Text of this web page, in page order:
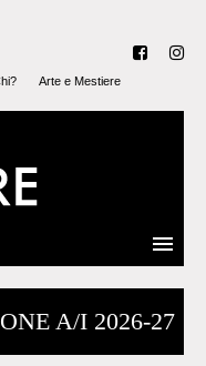
Arte e Mestiere
A/I 2026-27